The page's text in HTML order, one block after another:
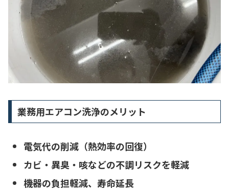
業務用エアコン洗浄のメリット
電気代の削減（熱効率の回復）
カビ・異臭・咳などの不調リスクを軽減
機器の負担軽減、寿命延長